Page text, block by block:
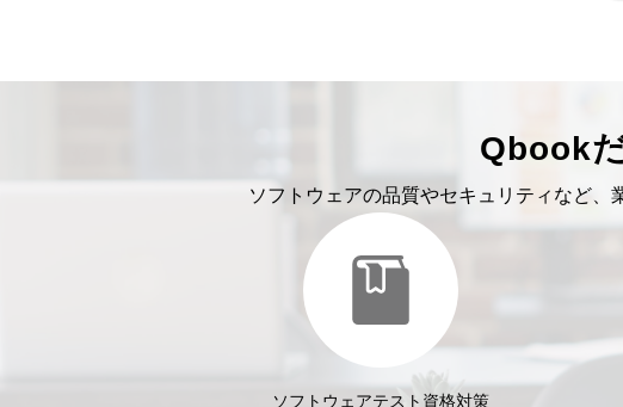
Qbook
ソフトウェアの品質やセキュリティなど
ソフトウェアテスト資格対策